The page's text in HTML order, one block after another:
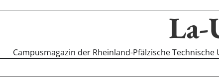
Campusmagazin der Rheinland-Pfälzische